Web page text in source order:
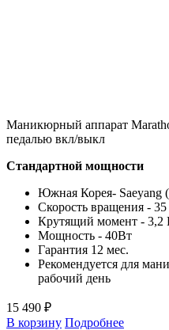
Маникюрный аппарат
педалью вкл/выкл
Стандартной мощности
Южная Корея- Saeyang
Скорость вращения -
Крутящий момент - 3,2
Мощность - 40Вт
Гарантия 12 мес.
Рекомендуется для
рабочий день
15 490 ₽
В корзину Подробнее